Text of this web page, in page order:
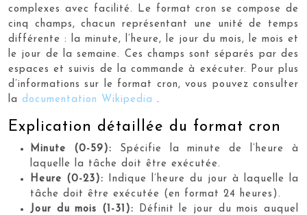
complexes avec facilité. Le format cron se compose de
cinq champs, chacun représentant une unité de temps
différente : la minute, l’heure, le jour du mois, le mois et
le jour de la semaine. Ces champs sont séparés par des
espaces et suivis de la commande à exécuter. Pour plus
d’informations sur le format cron, vous pouvez consulter
la documentation Wikipedia .
Explication détaillée du format cron
Minute (0-59): Spécifie la minute de l’heure à
laquelle la tâche doit être exécutée.
Heure (0-23): Indique l’heure du jour à laquelle la
tâche doit être exécutée (en format 24 heures).
Jour du mois (1-31): Définit le jour du mois auquel